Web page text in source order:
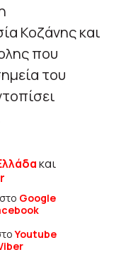
Κοζάνης και
που
του
και
Google
Youtube